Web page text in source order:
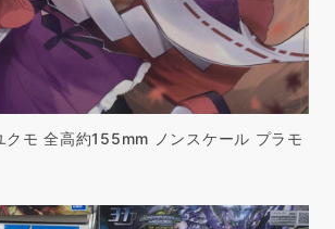
クモ 全高約155mm ノンスケール プラモ